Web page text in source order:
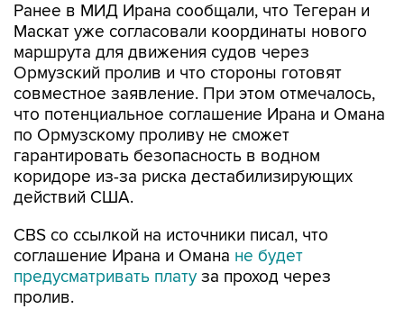
Ранее в МИД Ирана сообщали, что Тегеран и
Маскат уже согласовали координаты нового
маршрута для движения судов через
Ормузский пролив и что стороны готовят
совместное заявление. При этом отмечалось,
что потенциальное соглашение Ирана и Омана
по Ормузскому проливу не сможет
гарантировать безопасность в водном
коридоре из-за риска дестабилизирующих
действий США.
CBS со ссылкой на источники писал, что
соглашение Ирана и Омана не будет
предусматривать плату за проход через
пролив.